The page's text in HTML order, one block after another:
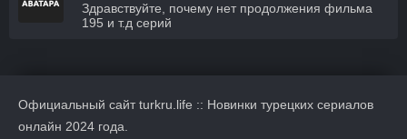
Здравствуйте, почему нет продолжения фильма
195 и т.д серий
Официальный сайт turkru.life :: Новинки турецких сериалов
онлайн 2024 года.